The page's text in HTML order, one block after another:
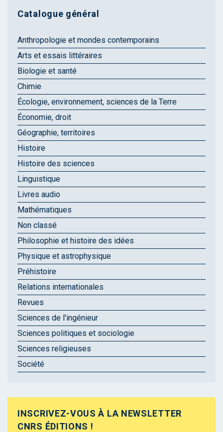
Catalogue général
Anthropologie et mondes contemporains
Arts et essais littéraires
Biologie et santé
Chimie
Écologie, environnement, sciences de la Terre
Économie, droit
Géographie, territoires
Histoire
Histoire des sciences
Linguistique
Livres audio
Mathématiques
Non classé
Philosophie et histoire des idées
Physique et astrophysique
Préhistoire
Relations internationales
Revues
Sciences de l'ingénieur
Sciences politiques et sociologie
Sciences religieuses
Société
INSCRIVEZ-VOUS À LA NEWSLETTER
CNRS ÉDITIONS !